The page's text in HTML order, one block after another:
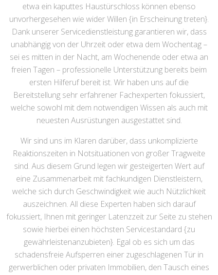
etwa ein kaputtes Haustürschloss können ebenso
unvorhergesehen wie wider Willen {in Erscheinung treten}.
Dank unserer Servicedienstleistung garantieren wir, dass
unabhängig von der Uhrzeit oder etwa dem Wochentag –
sei es mitten in der Nacht, am Wochenende oder etwa an
freien Tagen – professionelle Unterstützung bereits beim
ersten Hilferuf bereit ist. Wir haben uns auf die
Bereitstellung sehr erfahrener Fachexperten fokussiert,
welche sowohl mit dem notwendigen Wissen als auch mit
neuesten Ausrüstungen ausgestattet sind.
Wir sind uns im Klaren darüber, dass unkomplizierte
Reaktionszeiten in Notsituationen von großer Tragweite
sind. Aus diesem Grund legen wir gesteigerten Wert auf
eine Zusammenarbeit mit fachkundigen Dienstleistern,
welche sich durch Geschwindigkeit wie auch Nützlichkeit
auszeichnen. All diese Experten haben sich darauf
fokussiert, Ihnen mit geringer Latenzzeit zur Seite zu stehen
sowie hierbei einen höchsten Servicestandard {zu
gewährleistenanzubieten}. Egal ob es sich um das
schadensfreie Aufsperren einer zugeschlagenen Tür in
gerwerblichen oder privaten Immobilien, den Tausch eines